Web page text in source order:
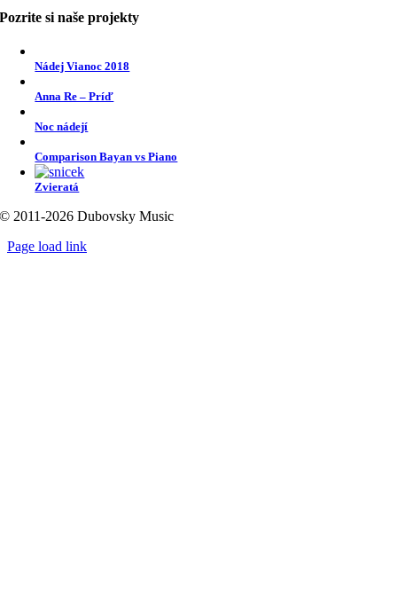
Pozrite si naše projekty
Nádej Vianoc 2018
Anna Re – Príď
Noc nádejí
Comparison Bayan vs Piano
Zvieratá
© 2011-2026 Dubovsky Music
Page load link